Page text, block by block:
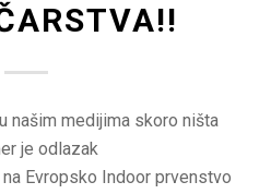
našim medijima skoro ništa
je odlazak
Evropsko Indoor prvenstvo